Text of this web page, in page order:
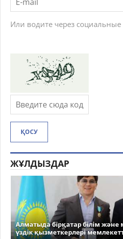
Или водите через социальные
ҚОСУ
ЖҰЛДЫЗДАР
Алматыда бірқатар білім
үздік қызметкерлері